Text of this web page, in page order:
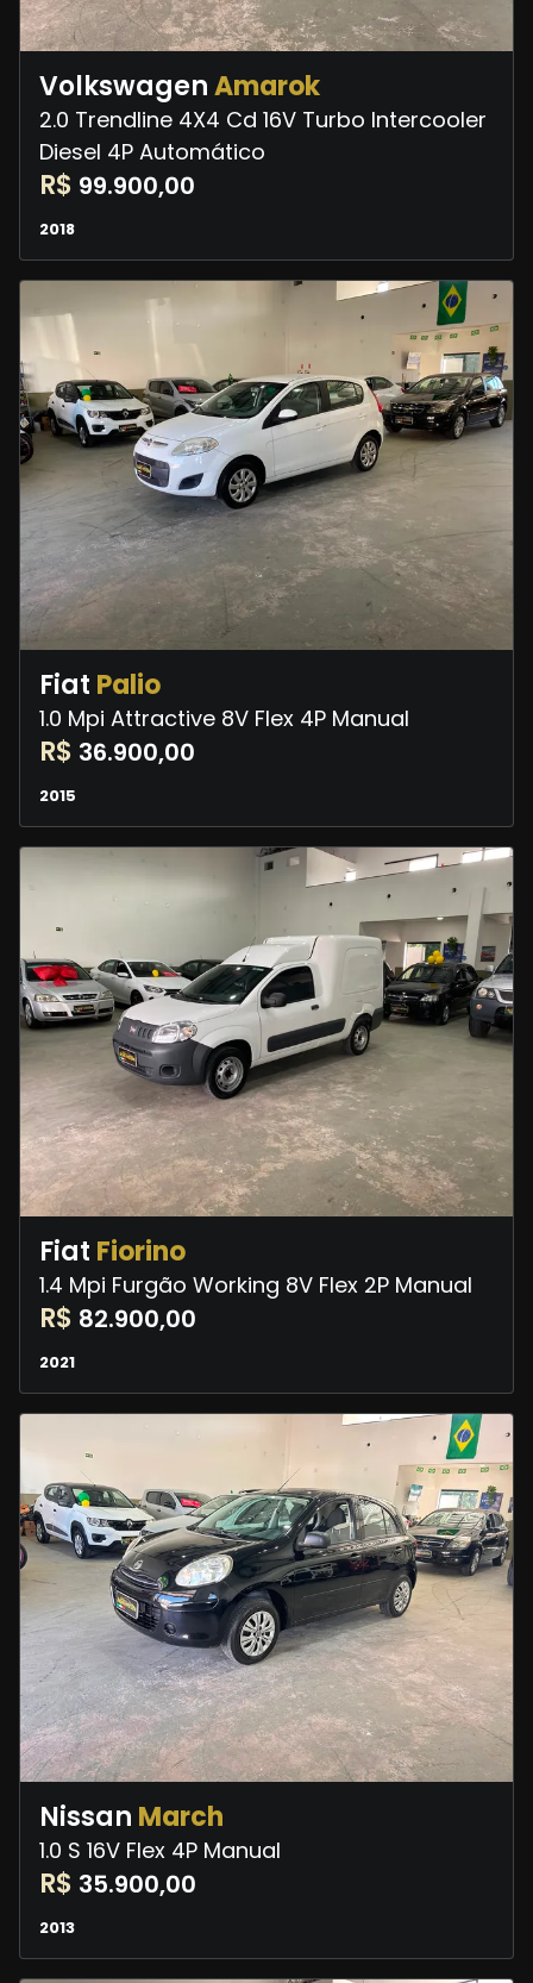
VolkswagenAmarok
2.0 Trendline 4X4 Cd 16V Turbo Intercooler
Diesel 4P Automático
R$ 99.900,00
2018
Fiat Palio
1.0 Mpi Attractive 8V Flex 4P Manual
R$ 36.900,00
2015
Fiat Fiorino
1.4 Mpi Furgão Working 8V Flex 2P Manual
R$ 82.900,00
2021
Nissan March
1.0 S 16V Flex 4P Manual
R$ 35.900,00
2013